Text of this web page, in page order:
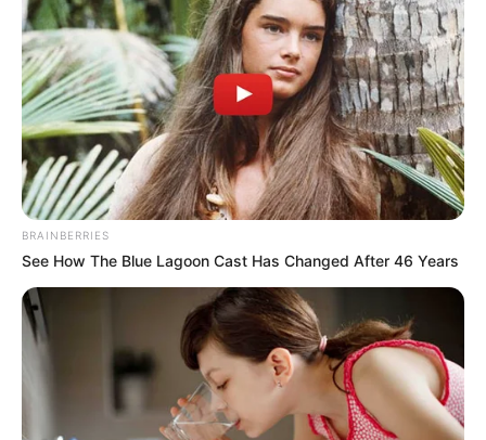
BRAINBERRIES
See How The Blue Lagoon Cast Has Changed After 46 Years